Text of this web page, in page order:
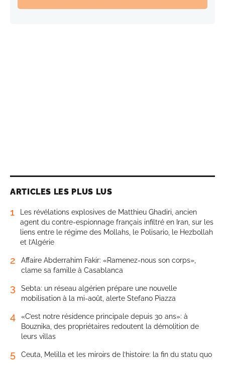
ARTICLES LES PLUS LUS
1
Les révélations explosives de Matthieu Ghadiri, ancien
agent du contre-espionnage français infiltré en Iran, sur les
liens entre le régime des Mollahs, le Polisario, le Hezbollah
et l’Algérie
2
Affaire Abderrahim Fakir: «Ramenez-nous son corps»,
clame sa famille à Casablanca
3
Sebta: un réseau algérien prépare une nouvelle
mobilisation à la mi-août, alerte Stefano Piazza
4
«C’est notre résidence principale depuis 30 ans»: à
Bouznika, des propriétaires redoutent la démolition de
leurs villas
5 Ceuta, Melilla et les miroirs de l’histoire: la fin du statu quo